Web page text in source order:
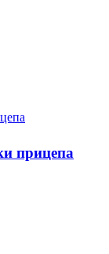
прицепа